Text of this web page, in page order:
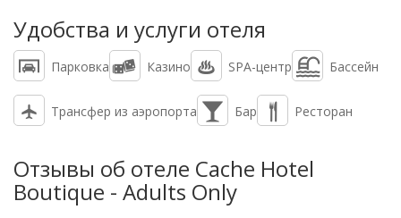
Удобства и услуги отеля
Парковка Казино SPA-центр Бассейн
Трансфер из аэропорта Бар Ресторан
Отзывы об отеле Cache Hotel
Boutique - Adults Only